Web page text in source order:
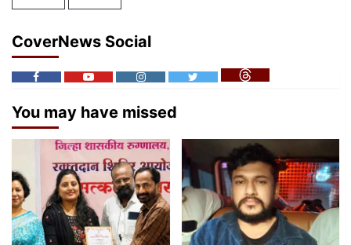
CoverNews Social
You may have missed